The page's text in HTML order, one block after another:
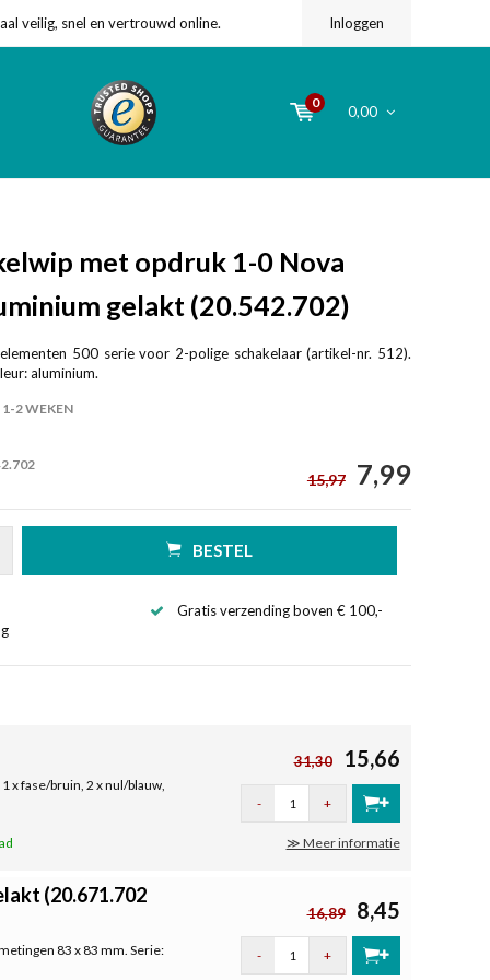
veilig, snel en vertrouwd online. Inloggen
0
0,00
met opdruk 1-0 Nova
gelakt (20.542.702)
500 serie voor 2-polige schakelaar (artikel-nr. 512).
aluminium.
1-2 WEKEN
15,97 7,99
BESTEL
Gratis verzending boven € 100,-
x fase/bruin, 2 x nul/blauw,
31,30 15,66
- +
≫ Meer informatie
(20.671.702
83 x 83 mm. Serie:
16,89 8,45
- +